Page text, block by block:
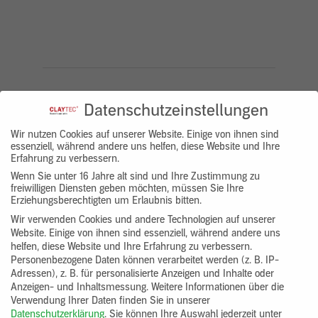
Haben Sie Fragen zum Produkt?
Zu den FAQ
IM SYSTEM PASSEND
Datenschutzeinstellungen
Wir nutzen Cookies auf unserer Website. Einige von ihnen sind
essenziell, während andere uns helfen, diese Website und Ihre
Erfahrung zu verbessern.
Wenn Sie unter 16 Jahre alt sind und Ihre Zustimmung zu
freiwilligen Diensten geben möchten, müssen Sie Ihre
Erziehungsberechtigten um Erlaubnis bitten.
Wir verwenden Cookies und andere Technologien auf unserer
Website. Einige von ihnen sind essenziell, während andere uns
helfen, diese Website und Ihre Erfahrung zu verbessern.
Personenbezogene Daten können verarbeitet werden (z. B. IP-
Adressen), z. B. für personalisierte Anzeigen und Inhalte oder
Anzeigen- und Inhaltsmessung. Weitere Informationen über die
Verwendung Ihrer Daten finden Sie in unserer
Datenschutzerklärung. Sie können Ihre Auswahl jederzeit unter